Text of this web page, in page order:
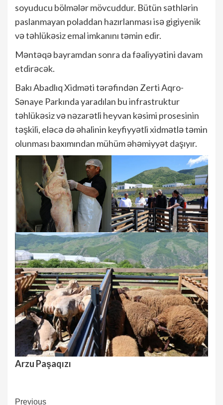
soyuducu bölmələr mövcuddur. Bütün səthlərin
paslanmayan poladdan hazırlanması isə gigiyenik
və təhlükəsiz emal imkanını təmin edir.
Məntəqə bayramdan sonra da fəaliyyətini davam
etdirəcək.
Bakı Abadlıq Xidməti tərəfindən Zerti Aqro-
Sənaye Parkında yaradılan bu infrastruktur
təhlükəsiz və nəzarətli heyvan kəsimi prosesinin
təşkili, eləcə də əhalinin keyfiyyətli xidmətlə təmin
olunması baxımından mühüm əhəmiyyət daşıyır.
Arzu Paşaqızı
Previous